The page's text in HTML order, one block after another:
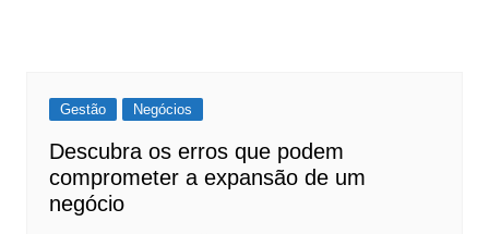
Gestão Negócios
Descubra os erros que podem
comprometer a expansão de um
negócio